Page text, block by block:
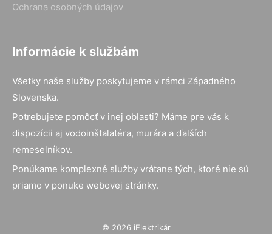
Ochrana osobných údajov
Informácie k službám
Všetky naše služby poskytujeme v rámci Západného
Slovenska.
Potrebujete pomôcť v inej oblasti? Máme pre vás k
dispozícii aj vodoinštalatéra, murára a ďalších
remeselníkov.
Ponúkame komplexné služby vrátane tých, ktoré nie sú
priamo v ponuke webovej stránky.
© 2026 iElektrikár